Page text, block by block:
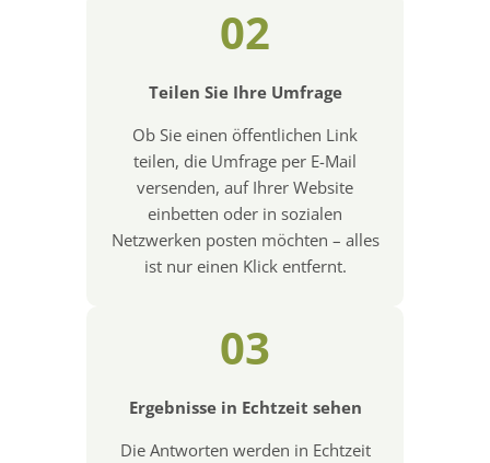
02
Teilen Sie Ihre Umfrage
Ob Sie einen öffentlichen Link
teilen, die Umfrage per E-Mail
versenden, auf Ihrer Website
einbetten oder in sozialen
Netzwerken posten möchten – alles
ist nur einen Klick entfernt.
03
Ergebnisse in Echtzeit sehen
Die Antworten werden in Echtzeit